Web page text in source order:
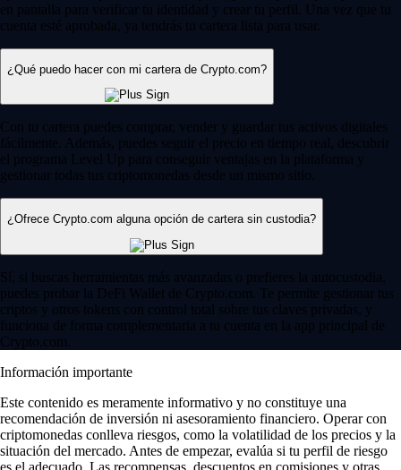
en pantalla para verificar tu identidad y crear tu perfil. Una vez que tu
cuenta esté aprobada, ya tendrás tu cartera lista para usar.
¿Qué puedo hacer con mi cartera de Crypto.com?
Con tu cartera puedes comprar, vender y guardar tus activos digitales
fácilmente. Además, puedes seguir el precio en tiempo real, descubrir
el programa Level Up para conseguir ventajas en la plataforma y
gestionar todas tus criptomonedas desde un mismo sitio.
¿Ofrece Crypto.com alguna opción de cartera sin custodia?
Sí, si buscas herramientas más avanzadas o prefieres la autocustodia,
puedes probar la DeFi Wallet de Crypto.com. Te permite gestionar tus
criptos y otros tokens con control total sobre tus claves privadas, y
funciona de forma complementaria a tu cuenta en la app principal de
Crypto.com.
Información importante
Este contenido es meramente informativo y no constituye una
recomendación de inversión ni asesoramiento financiero. Operar con
criptomonedas conlleva riesgos, como la volatilidad de los precios y la
situación del mercado. Antes de empezar, evalúa si tu perfil de riesgo
es el adecuado. Las recompensas, descuentos en comisiones y otras